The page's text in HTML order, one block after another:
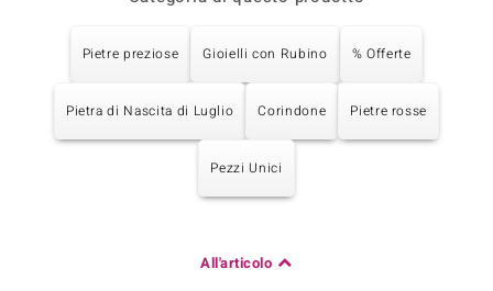
Pietre preziose Gioielli con Rubino % Offerte
Pietra di Nascita di Luglio Corindone Pietre rosse
Pezzi Unici
All'articolo